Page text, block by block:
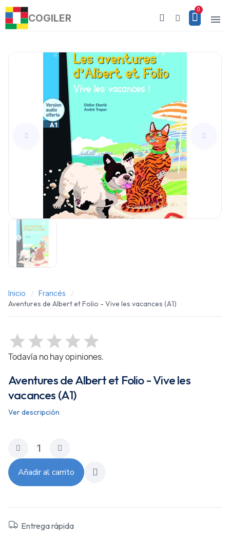
COGILER
Inicio Francés
Aventures de Albert et Folio - Vive les vacances (A1)
Todavía no hay opiniones.
Aventures de Albert et Folio - Vive les
vacances (A1)
Ver descripción
Añadir al carrito
Entrega rápida